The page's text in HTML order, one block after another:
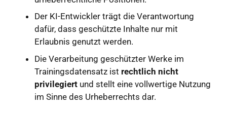
Der KI-Entwickler trägt die Verantwortung
dafür, dass geschützte Inhalte nur mit
Erlaubnis genutzt werden.
Die Verarbeitung geschützter Werke im
Trainingsdatensatz ist rechtlich nicht
privilegiert und stellt eine vollwertige Nutzung
im Sinne des Urheberrechts dar.